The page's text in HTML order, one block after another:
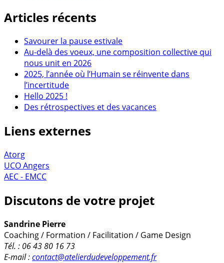
Articles récents
Savourer la pause estivale
Au-delà des voeux, une composition collective qui
nous unit en 2026
2025, l’année où l’Humain se réinvente dans
l’incertitude
Hello 2025 !
Des rétrospectives et des vacances
Liens externes
Atorg
UCO Angers
AEC - EMCC
Discutons de votre projet
Sandrine Pierre
Coaching / Formation / Facilitation / Game Design
Tél. : 06 43 80 16 73
E-mail :contact@atelierdudeveloppement.fr